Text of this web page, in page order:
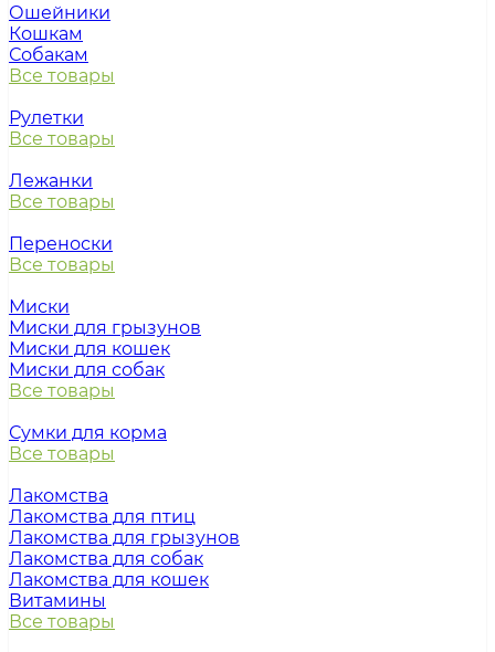
Ошейники
Кошкам
Собакам
Все товары
Рулетки
Все товары
Лежанки
Все товары
Переноски
Все товары
Миски
Миски для грызунов
Миски для кошек
Миски для собак
Все товары
Сумки для корма
Все товары
Лакомства
Лакомства для птиц
Лакомства для грызунов
Лакомства для собак
Лакомства для кошек
Витамины
Все товары